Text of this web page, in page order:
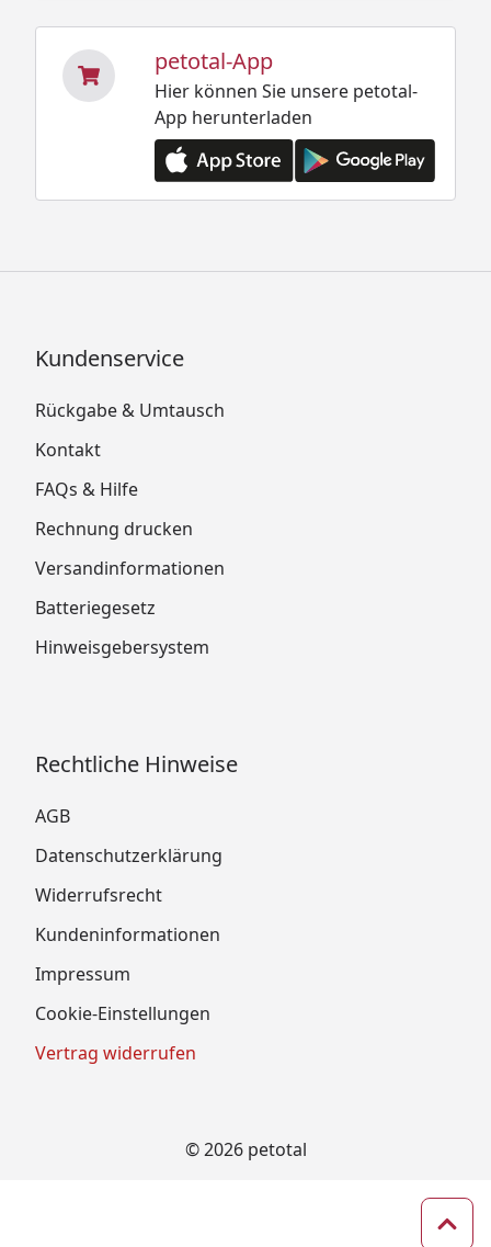
petotal-App
Hier können Sie unsere petotal-
App herunterladen
Kundenservice
Rückgabe & Umtausch
Kontakt
FAQs & Hilfe
Rechnung drucken
Versandinformationen
Batteriegesetz
Hinweisgebersystem
Rechtliche Hinweise
AGB
Datenschutzerklärung
Widerrufsrecht
Kundeninformationen
Impressum
Cookie-Einstellungen
Vertrag widerrufen
© 2026 petotal